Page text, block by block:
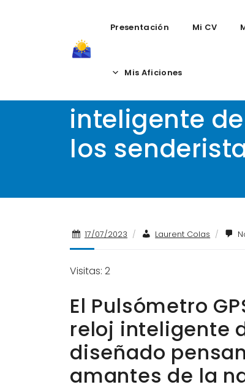
Presentación Mi CV
Mis Aficiones
inteligente
los
17/07/2023 / Laurent Colas /
Visitas: 2
El Pulsómetro
reloj inteligente
diseñado
amantes de la